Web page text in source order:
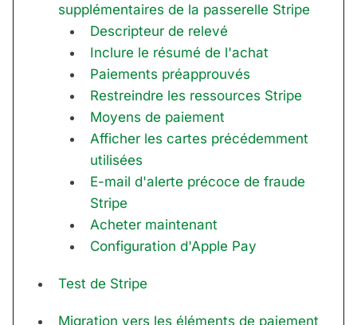
supplémentaires de la passerelle Stripe
Descripteur de relevé
Inclure le résumé de l'achat
Paiements préapprouvés
Restreindre les ressources Stripe
Moyens de paiement
Afficher les cartes précédemment
utilisées
E-mail d'alerte précoce de fraude
Stripe
Acheter maintenant
Configuration d'Apple Pay
Test de Stripe
Migration vers les éléments de paiement